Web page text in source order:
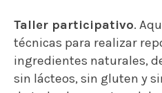
Taller participativo.
técnicas para realizar
ingredientes naturales,
sin lácteos, sin gluten y